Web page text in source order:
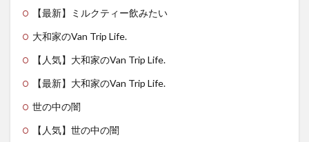
【最新】ミルクティー飲みたい
大和家のVan Trip Life.
【人気】大和家のVan Trip Life.
【最新】大和家のVan Trip Life.
世の中の闇
【人気】世の中の闇